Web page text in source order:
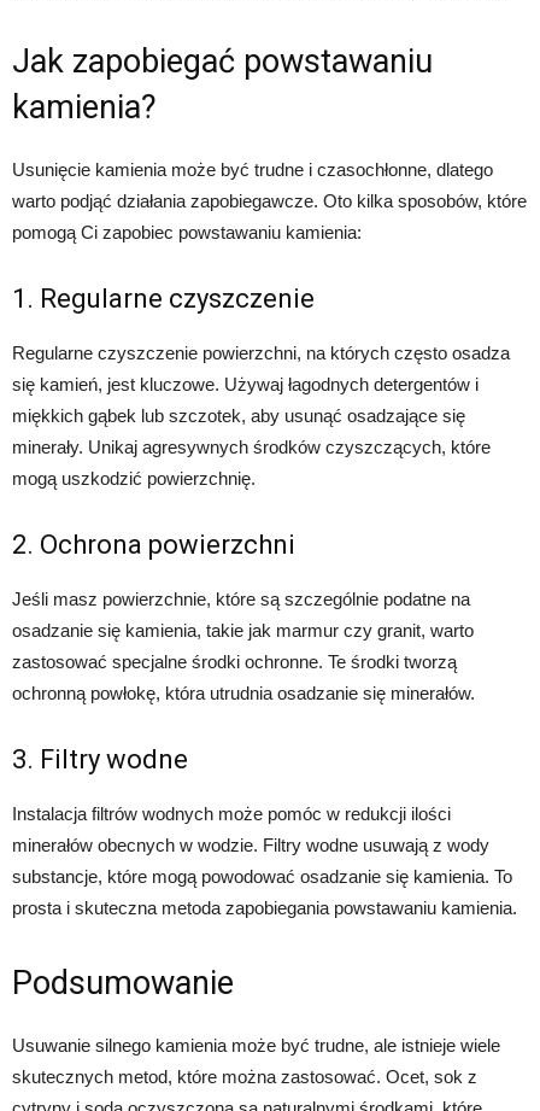
Jak zapobiegać powstawaniu
kamienia?
Usunięcie kamienia może być trudne i czasochłonne, dlatego
warto podjąć działania zapobiegawcze. Oto kilka sposobów, które
pomogą Ci zapobiec powstawaniu kamienia:
1. Regularne czyszczenie
Regularne czyszczenie powierzchni, na których często osadza
się kamień, jest kluczowe. Używaj łagodnych detergentów i
miękkich gąbek lub szczotek, aby usunąć osadzające się
minerały. Unikaj agresywnych środków czyszczących, które
mogą uszkodzić powierzchnię.
2. Ochrona powierzchni
Jeśli masz powierzchnie, które są szczególnie podatne na
osadzanie się kamienia, takie jak marmur czy granit, warto
zastosować specjalne środki ochronne. Te środki tworzą
ochronną powłokę, która utrudnia osadzanie się minerałów.
3. Filtry wodne
Instalacja filtrów wodnych może pomóc w redukcji ilości
minerałów obecnych w wodzie. Filtry wodne usuwają z wody
substancje, które mogą powodować osadzanie się kamienia. To
prosta i skuteczna metoda zapobiegania powstawaniu kamienia.
Podsumowanie
Usuwanie silnego kamienia może być trudne, ale istnieje wiele
skutecznych metod, które można zastosować. Ocet, sok z